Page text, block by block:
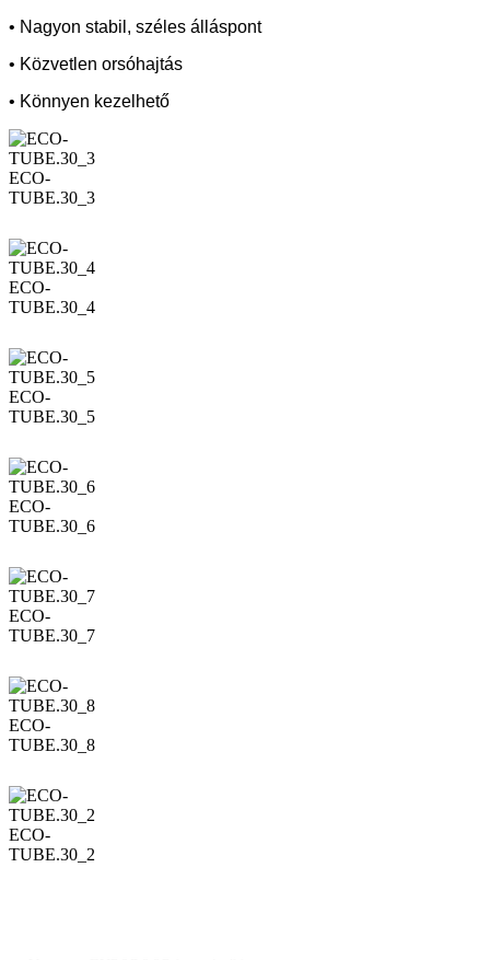
• Nagyon stabil, széles álláspont
• Közvetlen orsóhajtás
• Könnyen kezelhető
ECO-
TUBE.30_3
ECO-
TUBE.30_4
ECO-
TUBE.30_5
ECO-
TUBE.30_6
ECO-
TUBE.30_7
ECO-
TUBE.30_8
ECO-
TUBE.30_2